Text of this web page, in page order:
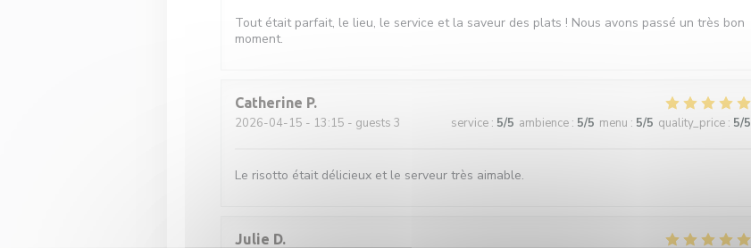
Tout était parfait, le lieu, le service et la saveur des plats ! Nous avons passé un très bon
moment.
Catherine P
2026-04-15 - 13:15 - guests 3 service : 5/5 ambience : 5/5 menu : 5/5 quality_price : 5/5
Le risotto était délicieux et le serveur très aimable.
Julie D